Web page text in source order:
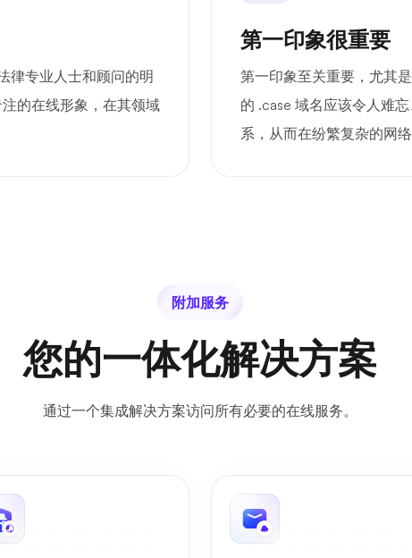
律专业人士和顾问的明
的在线形象，在其领域
第一印象很重要
第一印象至关重要，尤其
的 .case 域名应该令人难
系，从而在纷繁复杂的网
附加服务
您的一体化解决方案
通过一个集成解决方案访问所有必要的在线服务。